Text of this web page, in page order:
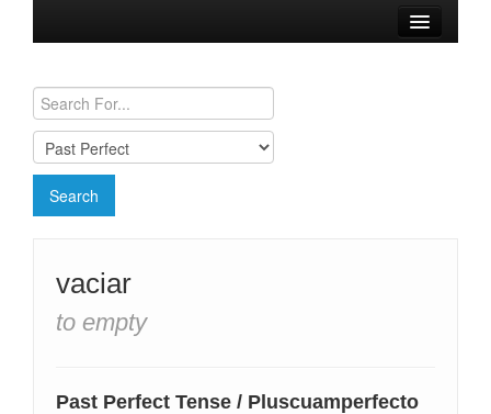
Conjugation Charts
Need a Spanish Tutor?
vaciar
to empty
Past Perfect Tense / Pluscuamperfecto